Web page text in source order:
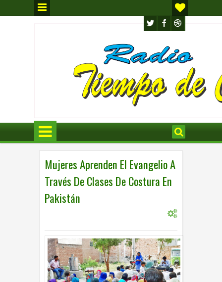
Mujeres Aprenden El Evangelio A
Través De Clases De Costura En
Pakistán